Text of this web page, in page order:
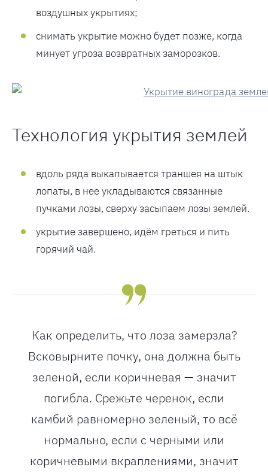
воздушных укрытиях;
снимать укрытие можно будет позже, когда
минует угроза возвратных заморозков.
Технология укрытия землей
вдоль ряда выкапывается траншея на штык
лопаты, в нее укладываются связанные
пучками лозы, сверху засыпаем лозы землей.
укрытие завершено, идём греться и пить
горячий чай.
Как определить, что лоза замерзла?
Всковырните почку, она должна быть
зеленой, если коричневая — значит
погибла. Срежьте черенок, если
камбий равномерно зеленый, то всё
нормально, если с черными или
коричневыми вкраплениями, значит